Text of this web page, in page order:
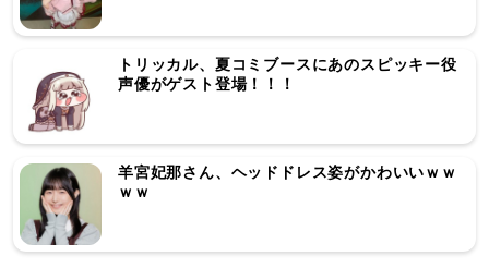
トリッカル、夏コミブースにあのスピッキー役
声優がゲスト登場！！！
羊宮妃那さん、ヘッドドレス姿がかわいいｗｗ
ｗｗ